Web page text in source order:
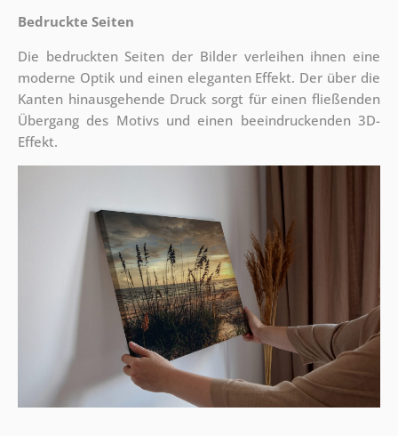
Bedruckte Seiten
Die bedruckten Seiten der Bilder verleihen ihnen eine
moderne Optik und einen eleganten Effekt. Der über die
Kanten hinausgehende Druck sorgt für einen fließenden
Übergang des Motivs und einen beeindruckenden 3D-
Effekt.